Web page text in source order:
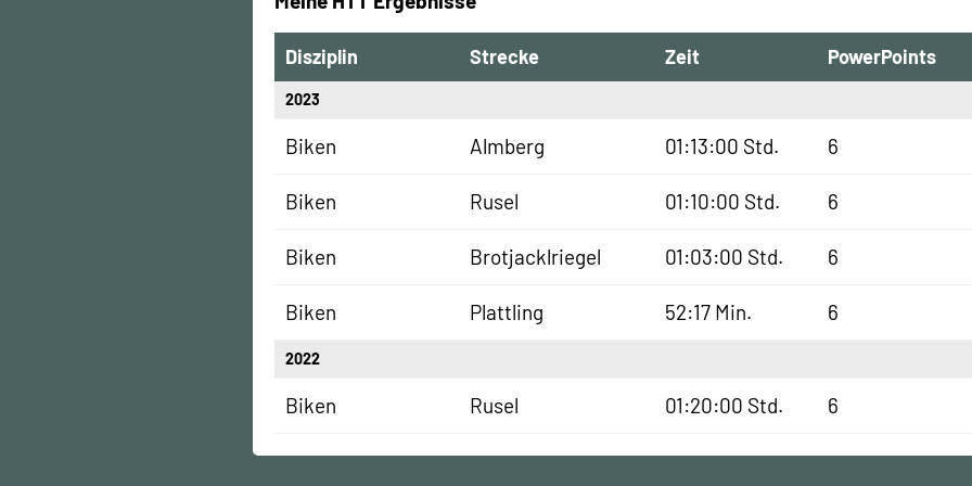
Disziplin Strecke Zeit PowerPoints
2023
Biken Almberg 01:13:00 Std. 6
Biken Rusel 01:10:00 Std. 6
Biken Brotjacklriegel 01:03:00 Std. 6
Biken Plattling 52:17 Min. 6
2022
Biken Rusel 01:20:00 Std. 6